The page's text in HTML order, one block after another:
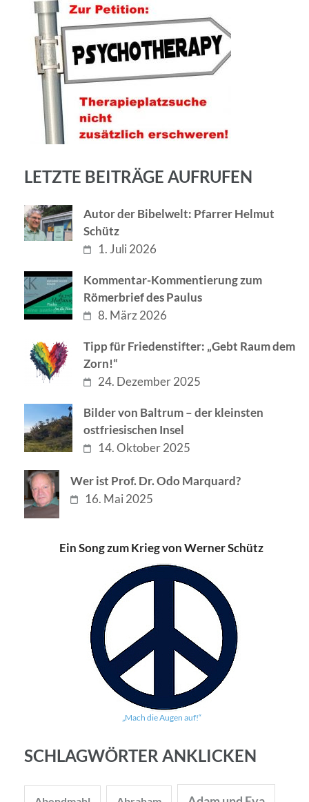
LETZTE BEITRÄGE AUFRUFEN
Autor der Bibelwelt: Pfarrer Helmut
Schütz
1. Juli 2026
Kommentar-Kommentierung zum
Römerbrief des Paulus
8. März 2026
Tipp für Friedenstifter: „Gebt Raum dem
Zorn!“
24. Dezember 2025
Bilder von Baltrum – der kleinsten
ostfriesischen Insel
14. Oktober 2025
Wer ist Prof. Dr. Odo Marquard?
16. Mai 2025
Ein Song zum Krieg von Werner Schütz
„Mach die Augen auf!“
SCHLAGWÖRTER ANKLICKEN